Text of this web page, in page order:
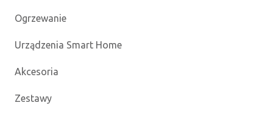
Ogrzewanie
Urządzenia Smart Home
Akcesoria
Zestawy